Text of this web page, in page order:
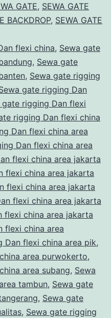
china
area
Bekasi
GATE, SEWA GATE
BACKDROP, SEWA GATE
flexi china, Sewa gate
, Sewa gate
, Sewa gate rigging
gate rigging Dan
gate rigging Dan flexi
rigging Dan flexi china
Dan flexi china area
Dan flexi china area
flexi china area jakarta
flexi china area jakarta
flexi china area jakarta
flexi china area jakarta
flexi china area jakarta
flexi china area
Dan flexi china area pik,
area purwokerto,
area subang, Sewa
tambun, Sewa gate
, Sewa gate
, Sewa gate rigging